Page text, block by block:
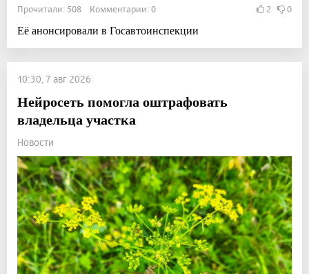
Прочитали: 508 Комментарии: 0 2 0
Её анонсировали в Госавтоинспекции
10:30, 7 авг 2026
Нейросеть помогла оштрафовать
владельца участка
Новости